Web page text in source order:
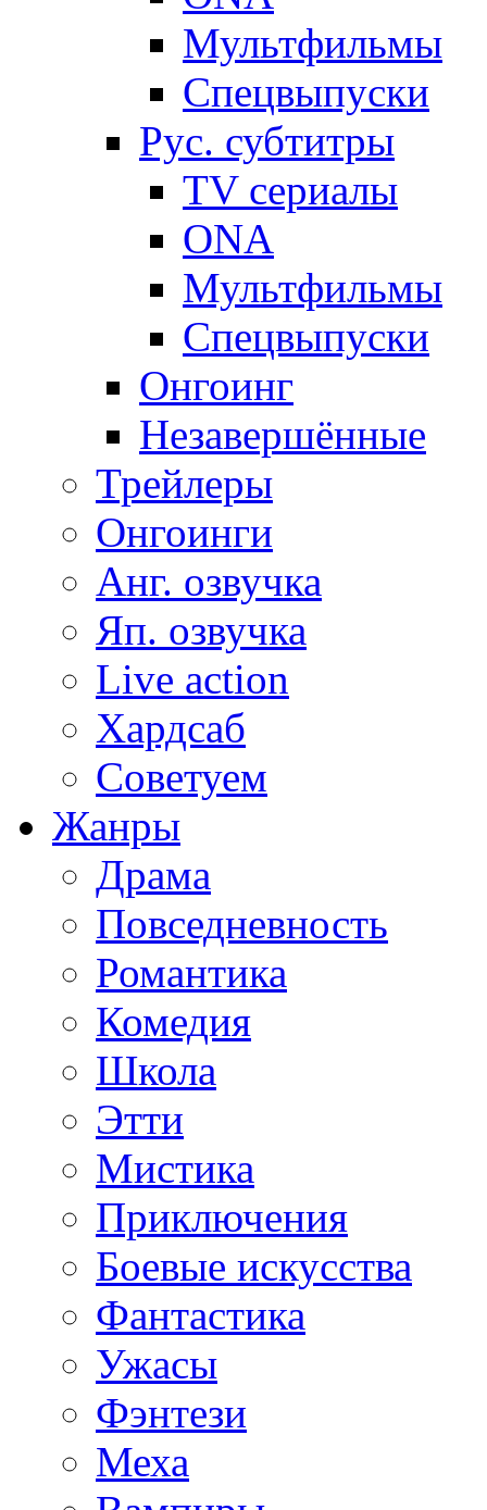
Мультфильмы
Спецвыпуски
Рус. субтитры
TV сериалы
ONA
Мультфильмы
Спецвыпуски
Онгоинг
Незавершённые
Трейлеры
Онгоинги
Анг. озвучка
Яп. озвучка
Live action
Хардсаб
Советуем
Жанры
Драма
Повседневность
Романтика
Комедия
Школа
Этти
Мистика
Приключения
Боевые искусства
Фантастика
Ужасы
Фэнтези
Меха